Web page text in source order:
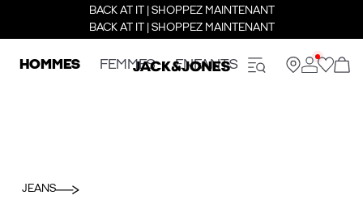
BACK AT IT | SHOPPEZ MAINTENANT
BACK AT IT | SHOPPEZ MAINTENANT
HOMMES FEMMES ENFANTS
JEANS